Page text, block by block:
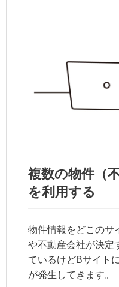
複数の物件（
を利用する
物件情報をどこのサ
や不動産会社が決定
ているけどBサイト
が発生してきます。